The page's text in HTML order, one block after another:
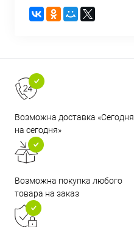
Возможна доставка «Сегодня
на сегодня»
Возможна покупка любого
товара на заказ